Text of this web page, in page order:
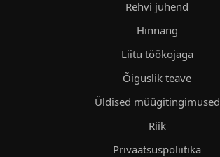
Rehvi juhend
Hinnang
Liitu töökojaga
Õiguslik teave
Üldised müügitingimused
Riik
Privaatsuspoliitika